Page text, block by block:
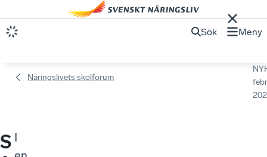
Sök Meny
Näringslivets skolforum
S I